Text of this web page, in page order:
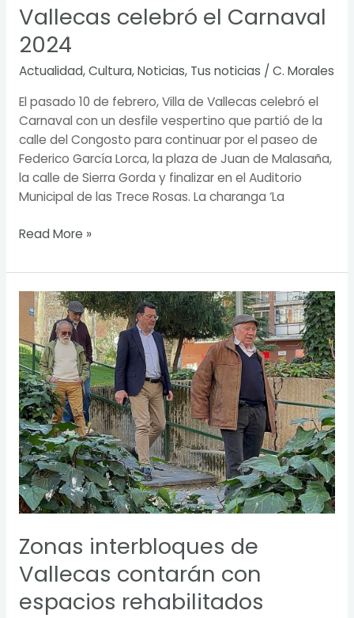
Vallecas celebró el Carnaval
2024
Actualidad,Cultura,Noticias, Tus noticias / C. Morales
El pasado 10 de febrero, Villa de Vallecas celebró el
Carnaval con un desfile vespertino que partió de la
calle del Congosto para continuar por el paseo de
Federico García Lorca, la plaza de Juan de Malasaña,
la calle de Sierra Gorda y finalizar en el Auditorio
Municipal de las Trece Rosas. La charanga ‘La
Read More »
Zonas interbloques de
Vallecas contarán con
espacios rehabilitados
Zonas
interbloques
de
Vallecas
contarán
con
espacios
rehabilitados